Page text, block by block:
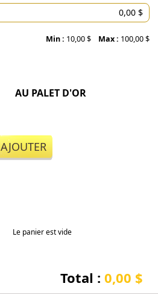
Min : 10,00 $ Max : 100,00 $
AU PALET D'OR
AJOUTER
Le panier est vide
Total : 0,00 $